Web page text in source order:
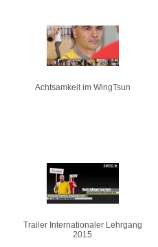
Achtsamkeit im WingTsun
Trailer Internationaler Lehrgang
2015